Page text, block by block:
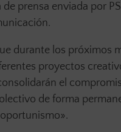
prensa enviada por
durante los próximos
proyectos
el
de forma